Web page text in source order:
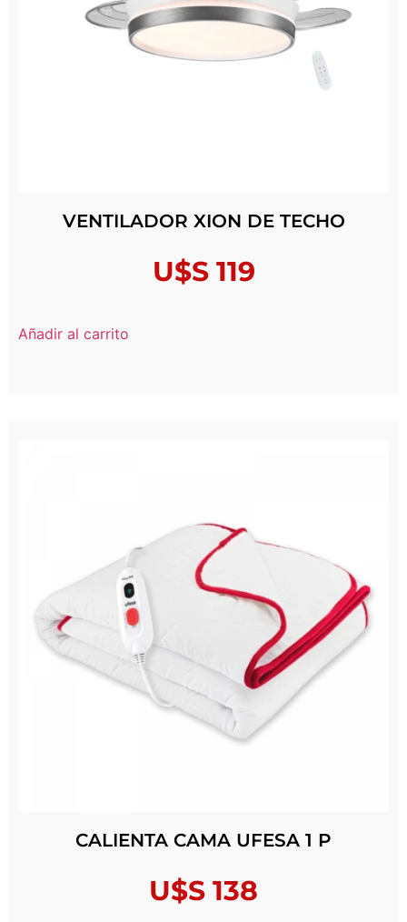
VENTILADOR XION DE TECHO
U$S119
Añadir al carrito
CALIENTA CAMA UFESA 1 P
U$S 138